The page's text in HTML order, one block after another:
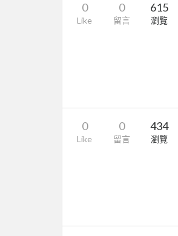
0
Like
0
留言
615
瀏覽
0
Like
0
留言
434
瀏覽